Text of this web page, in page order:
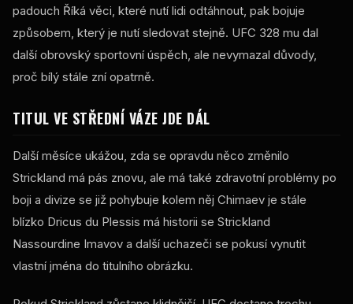
padouch Říká věci, které nutí lidi odtáhnout, pak bojuje
způsobem, který je nutí sledovat stejně. UFC 328 mu dal
další obrovský sportovní úspěch, ale nevymazal důvody,
proč bílý stále zní opatrně.
TITUL VE STŘEDNÍ VÁZE JDE DÁL
Další měsíce ukážou, zda se opravdu něco změnilo
Strickland má pás znovu, ale má také zdravotní problémy po
boji a divize se již pohybuje kolem něj Chimaev je stále
blízko Dricus du Plessis má historii se Strickland
Nassourdine Imavov a další uchazeči se pokusí vynutit
vlastní jména do titulního obrázku.